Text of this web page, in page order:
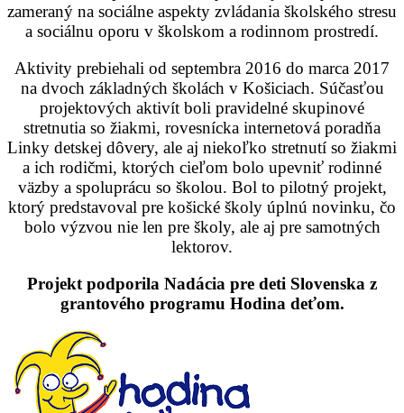
zameraný na sociálne aspekty zvládania školského stresu
a sociálnu oporu v školskom a rodinnom prostredí.
Aktivity prebiehali od septembra 2016 do marca 2017
na dvoch základných školách v Košiciach. Súčasťou
projektových aktivít boli pravidelné skupinové
stretnutia so žiakmi, rovesnícka internetová poradňa
Linky detskej dôvery, ale aj niekoľko stretnutí so žiakmi
a ich rodičmi, ktorých cieľom bolo upevniť rodinné
väzby a spoluprácu so školou. Bol to pilotný projekt,
ktorý predstavoval pre košické školy úplnú novinku, čo
bolo výzvou nie len pre školy, ale aj pre samotných
lektorov.
Projekt podporila Nadácia pre deti Slovenska z
grantového programu Hodina deťom.